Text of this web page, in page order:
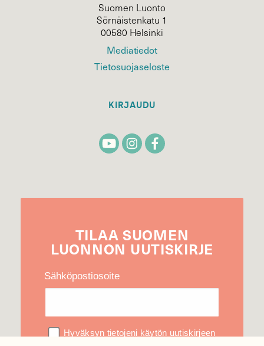
Suomen Luonto
Sörnäistenkatu 1
00580 Helsinki
Mediatiedot
Tietosuojaseloste
KIRJAUDU
TILAA SUOMEN
LUONNON UUTIS­KIRJE
Sähköpostiosoite
Hyväksyn tietojeni käytön uutiskirjeen